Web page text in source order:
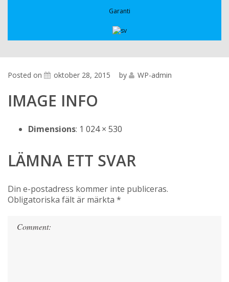
Garanti
Posted on oktober 28, 2015 by WP-admin
IMAGE INFO
Dimensions: 1 024 × 530
LÄMNA ETT SVAR
Din e-postadress kommer inte publiceras.
Obligatoriska fält är märkta *